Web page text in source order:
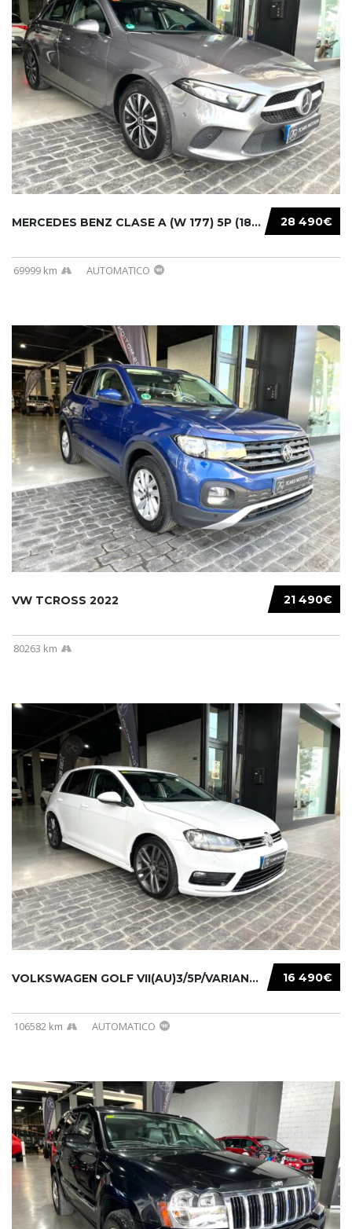
28 490€
MERCEDES BENZ CLASE A (W 177) 5P (18-) 2020....
69999 km AUTOMATICO
21 490€
VW TCROSS 2022
80263 km
16 490€
VOLKSWAGEN GOLF VII(AU)3/5P/VARIANT(12-16 20...
106582 km AUTOMATICO